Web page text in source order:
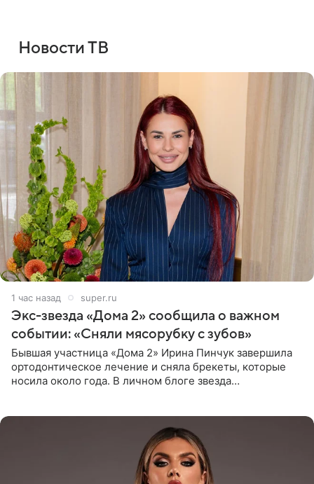
Новости ТВ
1 час назад super.ru
Экс-звезда «Дома 2» сообщила о важном
событии: «Сняли мясорубку с зубов»
Бывшая участница «Дома 2» Ирина Пинчук завершила
ортодонтическое лечение и сняла брекеты, которые
носила около года. В личном блоге звезда